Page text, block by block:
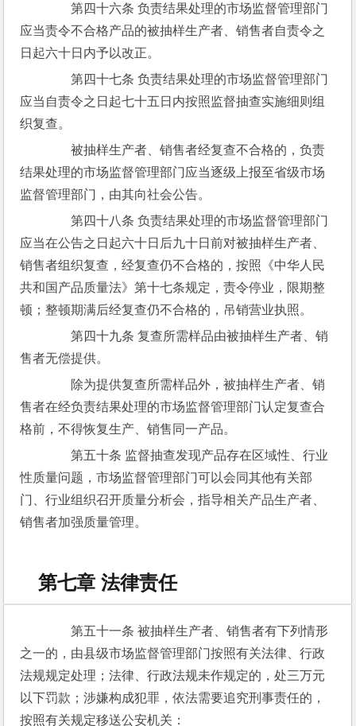
第四十六条 负责结果处理的市场监督管理部门
应当责令不合格产品的被抽样生产者、销售者自责令之
日起六十日内予以改正。
第四十七条 负责结果处理的市场监督管理部门
应当自责令之日起七十五日内按照监督抽查实施细则组
织复查。
被抽样生产者、销售者经复查不合格的，负责
结果处理的市场监督管理部门应当逐级上报至省级市场
监督管理部门，由其向社会公告。
第四十八条 负责结果处理的市场监督管理部门
应当在公告之日起六十日后九十日前对被抽样生产者、
销售者组织复查，经复查仍不合格的，按照《中华人民
共和国产品质量法》第十七条规定，责令停业，限期整
顿；整顿期满后经复查仍不合格的，吊销营业执照。
第四十九条 复查所需样品由被抽样生产者、销
售者无偿提供。
除为提供复查所需样品外，被抽样生产者、销
售者在经负责结果处理的市场监督管理部门认定复查合
格前，不得恢复生产、销售同一产品。
第五十条 监督抽查发现产品存在区域性、行业
性质量问题，市场监督管理部门可以会同其他有关部
门、行业组织召开质量分析会，指导相关产品生产者、
销售者加强质量管理。
第七章 法律责任
第五十一条 被抽样生产者、销售者有下列情形
之一的，由县级市场监督管理部门按照有关法律、行政
法规规定处理；法律、行政法规未作规定的，处三万元
以下罚款；涉嫌构成犯罪，依法需要追究刑事责任的，
按照有关规定移送公安机关：